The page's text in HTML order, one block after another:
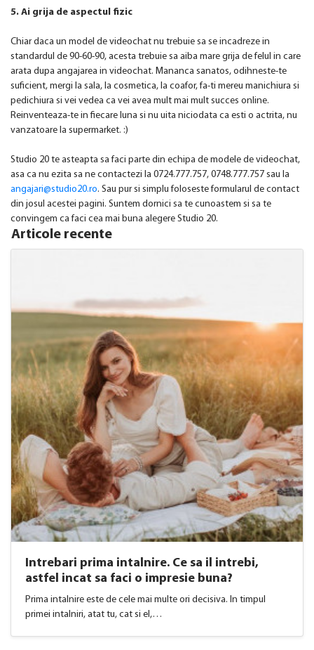
5. Ai grija de aspectul fizic
Chiar daca un model de videochat nu trebuie sa se incadreze in
standardul de 90-60-90, acesta trebuie sa aiba mare grija de felul in care
arata dupa angajarea in videochat. Mananca sanatos, odihneste-te
suficient, mergi la sala, la cosmetica, la coafor, fa-ti mereu manichiura si
pedichiura si vei vedea ca vei avea mult mai mult succes online.
Reinventeaza-te in fiecare luna si nu uita niciodata ca esti o actrita, nu
vanzatoare la supermarket. :)
Studio 20 te asteapta sa faci parte din echipa de modele de videochat,
asa ca nu ezita sa ne contactezi la 0724.777.757, 0748.777.757 sau la
angajari@studio20.ro. Sau pur si simplu foloseste formularul de contact
din josul acestei pagini. Suntem dornici sa te cunoastem si sa te
convingem ca faci cea mai buna alegere Studio 20.
Articole recente
Intrebari prima intalnire. Ce sa il intrebi,
astfel incat sa faci o impresie buna?
Prima intalnire este de cele mai multe ori decisiva. In timpul
primei intalniri, atat tu, cat si el,…